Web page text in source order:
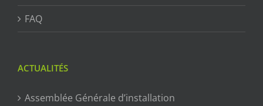
FAQ
ACTUALITÉS
Assemblée Générale d’installation